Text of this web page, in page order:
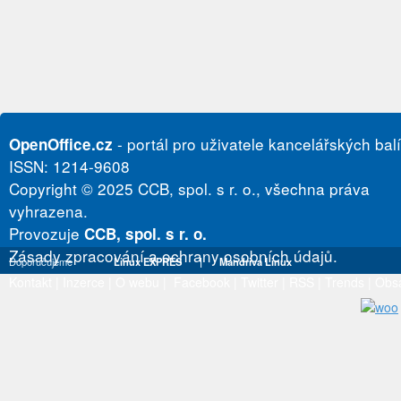
OpenOffice.cz - portál pro uživatele kancelářských
ISSN: 1214-9608
Copyright © 2025 CCB, spol. s r. o., všechna práva
vyhrazena.
Provozuje CCB, spol. s r. o.
Zásady zpracování a ochrany osobních údajů.
Doporučujeme Linux EXPRES | Mandriva Linux